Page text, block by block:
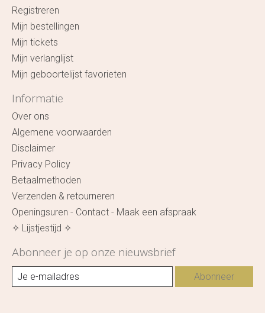
Registreren
Mijn bestellingen
Mijn tickets
Mijn verlanglijst
Mijn geboortelijst favorieten
Informatie
Over ons
Algemene voorwaarden
Disclaimer
Privacy Policy
Betaalmethoden
Verzenden & retourneren
Openingsuren - Contact - Maak een afspraak
✧ Lijstjestijd ✧
Abonneer je op onze nieuwsbrief
Abonneer